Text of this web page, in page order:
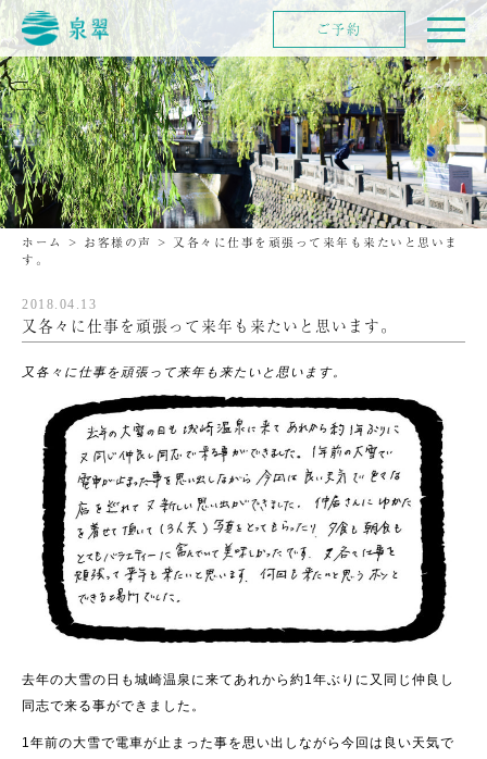
ホーム > お客様の声 > 又各々に仕事を頑張って来年も来たいと思いま
す。
2018.04.13
又各々に仕事を頑張って来年も来たいと思います。
又各々に仕事を頑張って来年も来たいと思います。
去年の大雪の日も城崎温泉に来てあれから約1年ぶりに 又同じ仲良し
同志で来る事ができました。
1年前の大雪で電車が止まった事を思い出しながら今回は 良い天気で
ご予約